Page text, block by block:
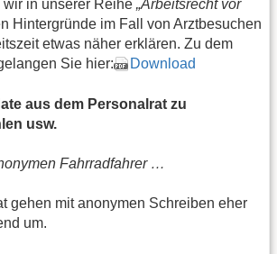
in unserer Reihe „Arbeitsrecht vor
Hintergründe im Fall von Arztbesuchen
etwas näher erklären. Zu dem
Sie hier:
Download
aus dem Personalrat zu
usw.
Fahrradfahrer …
gehen mit anonymen Schreiben eher
um.